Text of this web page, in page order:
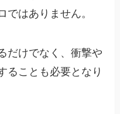
ではありません。
だけでなく、衝撃や
ることも必要となり